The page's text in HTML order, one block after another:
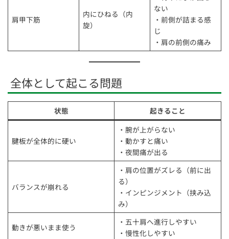
肩甲下筋
内にひねる（内
旋）
ない
・前側が詰まる感
じ
・肩の前側の痛み
全体として起こる問題
状態 起きること
腱板が全体的に硬い
・腕が上がらない
・動かすと痛い
・夜間痛が出る
バランスが崩れる
・肩の位置がズレる（前に出
る）
・インピンジメント（挟み込
み）
動きが悪いまま使う
・五十肩へ進行しやすい
・慢性化しやすい